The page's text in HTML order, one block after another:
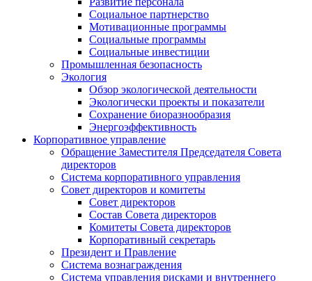
Социальное партнерство
Мотивационные программы
Социальные программы
Социальные инвестиции
Промышленная безопасность
Экология
Обзор экологической деятельности
Экологически проекты и показатели
Сохранение биоразнообразия
Энергоэффективность
Корпоративное управление
Обращение Заместителя Председателя Совета
директоров
Система корпоративного управления
Совет директоров и комитеты
Совет директоров
Состав Совета директоров
Комитеты Совета директоров
Корпоративный секретарь
Президент и Правление
Система вознаграждения
Система управления рисками и внутреннего